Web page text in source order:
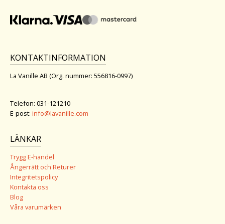
KONTAKTINFORMATION
La Vanille AB (Org. nummer: 556816-0997)
Telefon: 031-121210
E-post: info@lavanille.com
LÄNKAR
Trygg E-handel
Ångerrätt och Returer
Integritetspolicy
Kontakta oss
Blog
Våra varumärken